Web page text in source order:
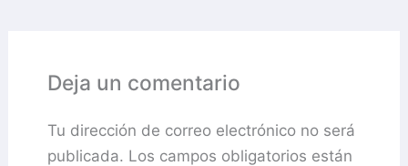
Deja un comentario
Tu dirección de correo electrónico no será
publicada. Los campos obligatorios están